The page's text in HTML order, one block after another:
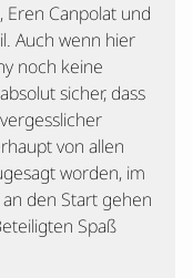
Eren Canpolat und
Auch wenn hier
noch keine
sicher, dass
von allen
worden, im
den Start gehen
Spaß